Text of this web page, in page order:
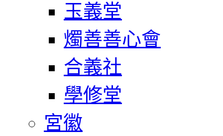
玉義堂
燭善善心會
合義社
學修堂
宮徽